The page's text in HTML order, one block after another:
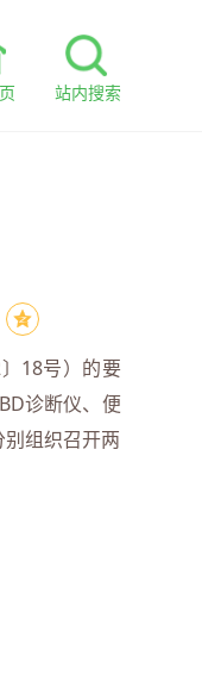
站内搜索
18号）的要
诊断仪、便
组织召开两